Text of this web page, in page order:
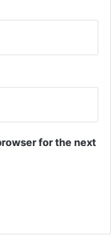
for the next